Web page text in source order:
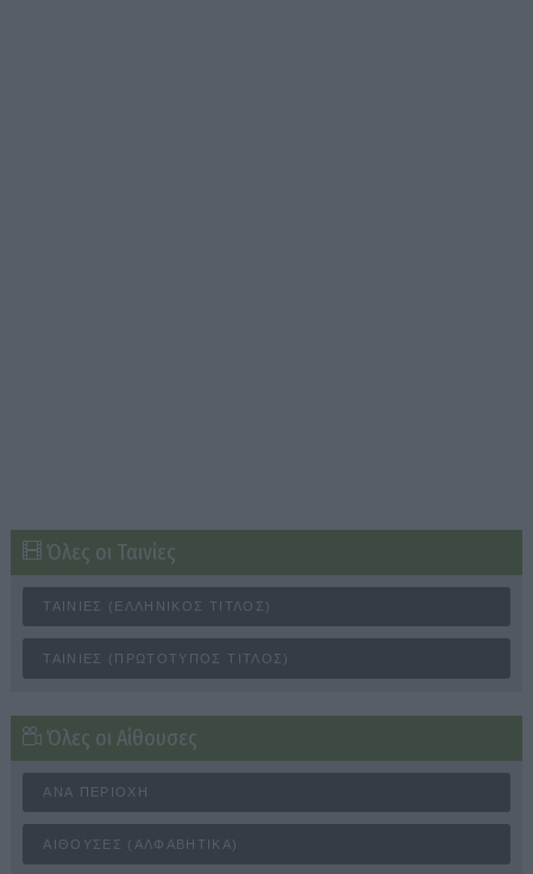
Όλες οι Ταινίες
ΤΑΙΝΊΕΣ (ΕΛΛΗΝΙΚΌΣ ΤΊΤΛΟΣ)
ΤΑΙΝΊΕΣ (ΠΡΩΤΌΤΥΠΟΣ ΤΊΤΛΟΣ)
Όλες οι Αίθουσες
ΑΝΆ ΠΕΡΙΟΧΉ
ΑΊΘΟΥΣΕΣ (ΑΛΦΑΒΗΤΙΚΆ)